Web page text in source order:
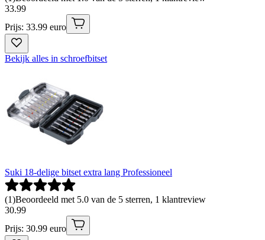
33.99
Prijs: 33.99 euro
Bekijk alles in schroefbitset
Suki 18-delige bitset extra lang Professioneel
(1)Beoordeeld met 5.0 van de 5 sterren, 1 klantreview
30.99
Prijs: 30.99 euro